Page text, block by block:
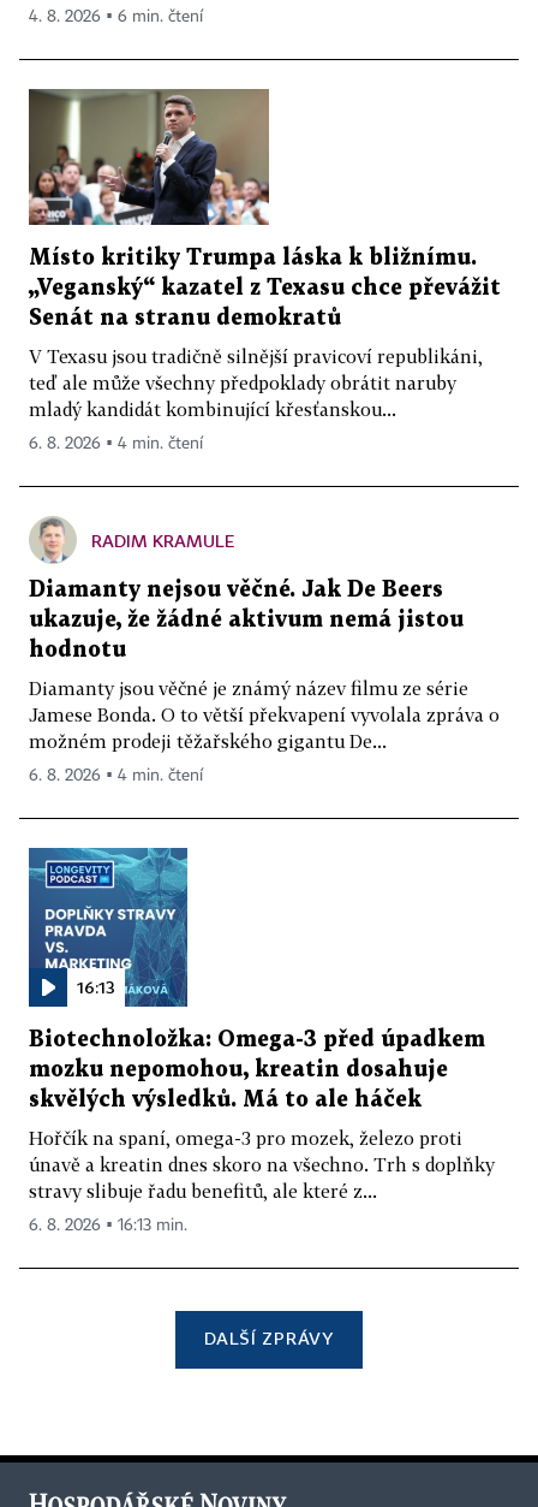
4. 8. 2026 ▪ 6 min. čtení
Místo kritiky Trumpa láska k bližnímu.
„Veganský“ kazatel z Texasu chce převážit
Senát na stranu demokratů
V Texasu jsou tradičně silnější pravicoví republikáni,
teď ale může všechny předpoklady obrátit naruby
mladý kandidát kombinující křesťanskou...
6. 8. 2026 ▪ 4 min. čtení
RADIM KRAMULE
Diamanty nejsou věčné. Jak De Beers
ukazuje, že žádné aktivum nemá jistou
hodnotu
Diamanty jsou věčné je známý název filmu ze série
Jamese Bonda. O to větší překvapení vyvolala zpráva o
možném prodeji těžařského gigantu De...
6. 8. 2026 ▪ 4 min. čtení
16:13
Biotechnoložka: Omega-3 před úpadkem
mozku nepomohou, kreatin dosahuje
skvělých výsledků. Má to ale háček
Hořčík na spaní, omega-3 pro mozek, železo proti
únavě a kreatin dnes skoro na všechno. Trh s doplňky
stravy slibuje řadu benefitů, ale které z...
6. 8. 2026 ▪ 16:13 min.
DALŠÍ ZPRÁVY